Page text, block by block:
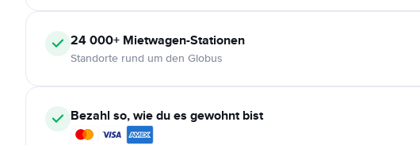
24 000+ Mietwagen-Stationen
Standorte rund um den Globus
Bezahl so, wie du es gewohnt bist